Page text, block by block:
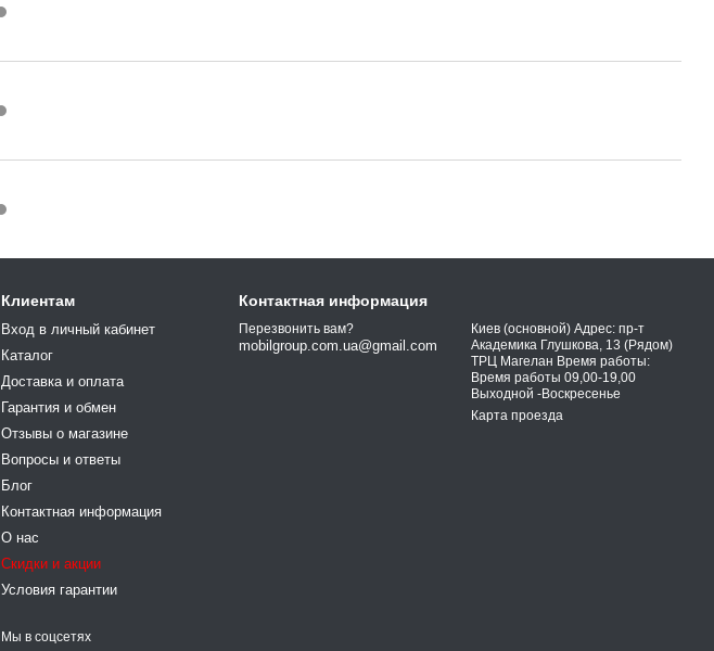
Клиентам
Вход в личный кабинет
Каталог
Доставка и оплата
Гарантия и обмен
Отзывы о магазине
Вопросы и ответы
Блог
Контактная информация
О нас
Скидки и акции
Условия гарантии
Мы в соцсетях
Контактная информация
Перезвонить вам?
mobilgroup.com.ua@gmail.com
Киев (основной) Адрес: пр-т
Академика Глушкова, 13 (Рядом)
ТРЦ Магелан Время работы:
Время работы 09,00-19,00
Выходной -Воскресенье
Карта проезда